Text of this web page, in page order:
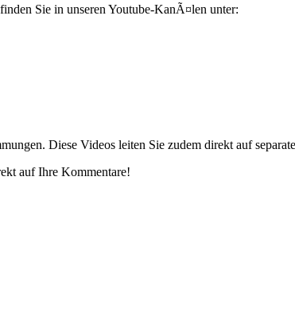
Sie in unseren Youtube-KanÃ¤len unter:
Diese Videos leiten Sie zudem direkt auf
auf Ihre Kommentare!